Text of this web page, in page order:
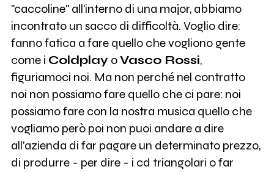
"caccoline" all'interno di una major, abbiamo
incontrato un sacco di difficoltà. Voglio dire:
fanno fatica a fare quello che vogliono gente
come i ColdplayoVasco Rossi,
figuriamoci noi. Ma non perché nel contratto
noi non possiamo fare quello che ci pare: noi
possiamo fare con la nostra musica quello che
vogliamo però poi non puoi andare a dire
all'azienda di far pagare un determinato prezzo,
di produrre - per dire - i cd triangolari o far